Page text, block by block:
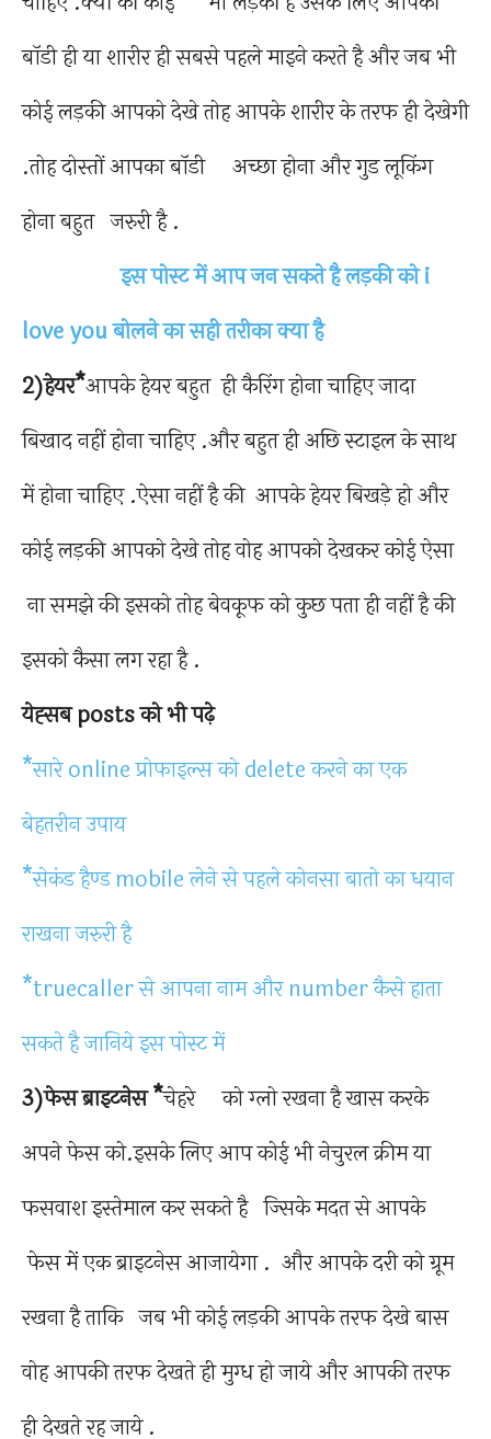
बॉडी ही या शारीर ही सबसे पहले माइने करते है और जब भी
कोई लड़की आपको देखे तोह आपके शारीर के तरफ ही देखेगी
.तोह दोस्तों आपका बॉडी अच्छा होना और गुड लूकिंग
होना बहुत जरुरी है .
इस पोस्ट में आप जन सकते है लड़की को i
love you बोलने का सही तरीका क्या है
2)हेयर*आपके हेयर बहुत ही कैरिंग होना चाहिए जादा
बिखाद नहीं होना चाहिए .और बहुत ही अछि स्टाइल के साथ
में होना चाहिए .ऐसा नहीं है की आपके हेयर बिखड़े हो और
कोई लड़की आपको देखे तोह वोह आपको देखकर कोई ऐसा
ना समझे की इसको तोह बेवकूफ को कुछ पता ही नहीं है की
इसको कैसा लग रहा है .
येह्सब posts को भी पढ़े
*सारे online प्रोफाइल्स को delete करने का एक
बेहतरीन उपाय
*सेकंड हैण्ड mobile लेने से पहले कोनसा बातो का धयान
राखना जरुरी है
*truecaller से आपना नाम और number कैसे हाता
सकते है जानिये इस पोस्ट में
3)फेस ब्राइटनेस *चेहरे को ग्लो रखना है खास करके
अपने फेस को.इसके लिए आप कोई भी नेचुरल क्रीम या
फसवाश इस्तेमाल कर सकते है ज्सिके मदत से आपके
फेस में एक ब्राइटनेस आजायेगा . और आपके दरी को ग्रूम
रखना है ताकि जब भी कोई लड़की आपके तरफ देखे बास
वोह आपकी तरफ देखते ही मुग्ध हो जाये और आपकी तरफ
ही देखते रह जाये .